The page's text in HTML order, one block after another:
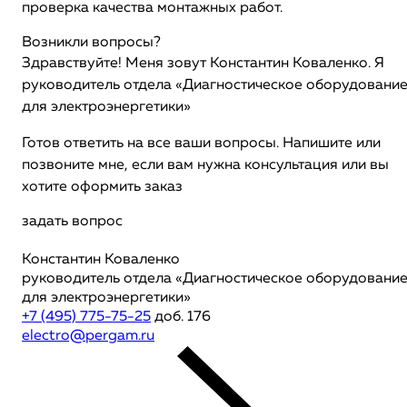
проверка качества монтажных работ.
Возникли вопросы?
Здравствуйте! Меня зовут Константин Коваленко. Я
руководитель отдела «Диагностическое оборудование
для электроэнергетики»
Готов ответить на все ваши вопросы. Напишите или
позвоните мне, если вам нужна консультация или вы
хотите оформить заказ
задать вопрос
Константин Коваленко
руководитель отдела «Диагностическое оборудование
для электроэнергетики»
+7 (495) 775-75-25 доб. 176
electro@pergam.ru